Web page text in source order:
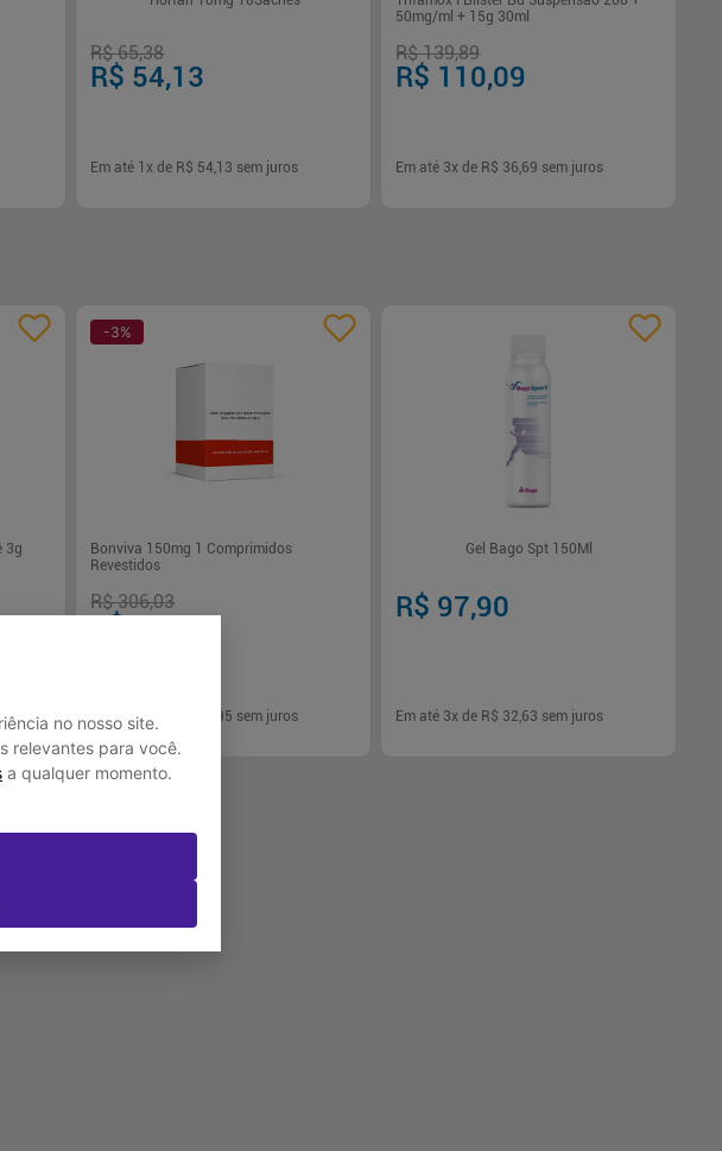
no nosso site.
relevantes para você.
a qualquer momento.
R$ 65,38
R$ 54,13
Em até 1x de R$ 54,13 sem juros
50mg/ml + 15g 30ml
R$ 139,89
R$ 110,09
Em até 3x de R$ 36,69 sem juros
3g
-3%
Bonviva 150mg 1 Comprimidos
Revestidos
R$ 306,03
R$ 296,85
Em até3x de R$ 98,95 sem juros
- +
Gel Bago Spt 150Ml
R$ 97,90
Em até 3x de R$ 32,63 sem juros